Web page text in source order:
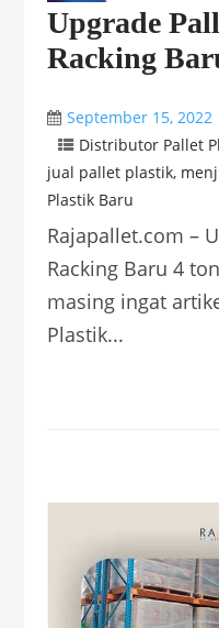
Upgrade
Racking
September 15, 2022
Distributor Pallet
jual pallet plastik,
Plastik Baru
Rajapallet.com –
Racking Baru 4
masing ingat
Plastik...